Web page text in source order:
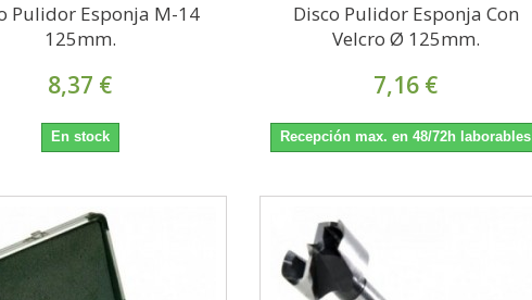
Pulidor Esponja M-14
125mm.
8,37 €
En stock
Disco Pulidor Esponja Con
Velcro Ø 125mm.
7,16 €
Recepción max. en 48/72h laborables